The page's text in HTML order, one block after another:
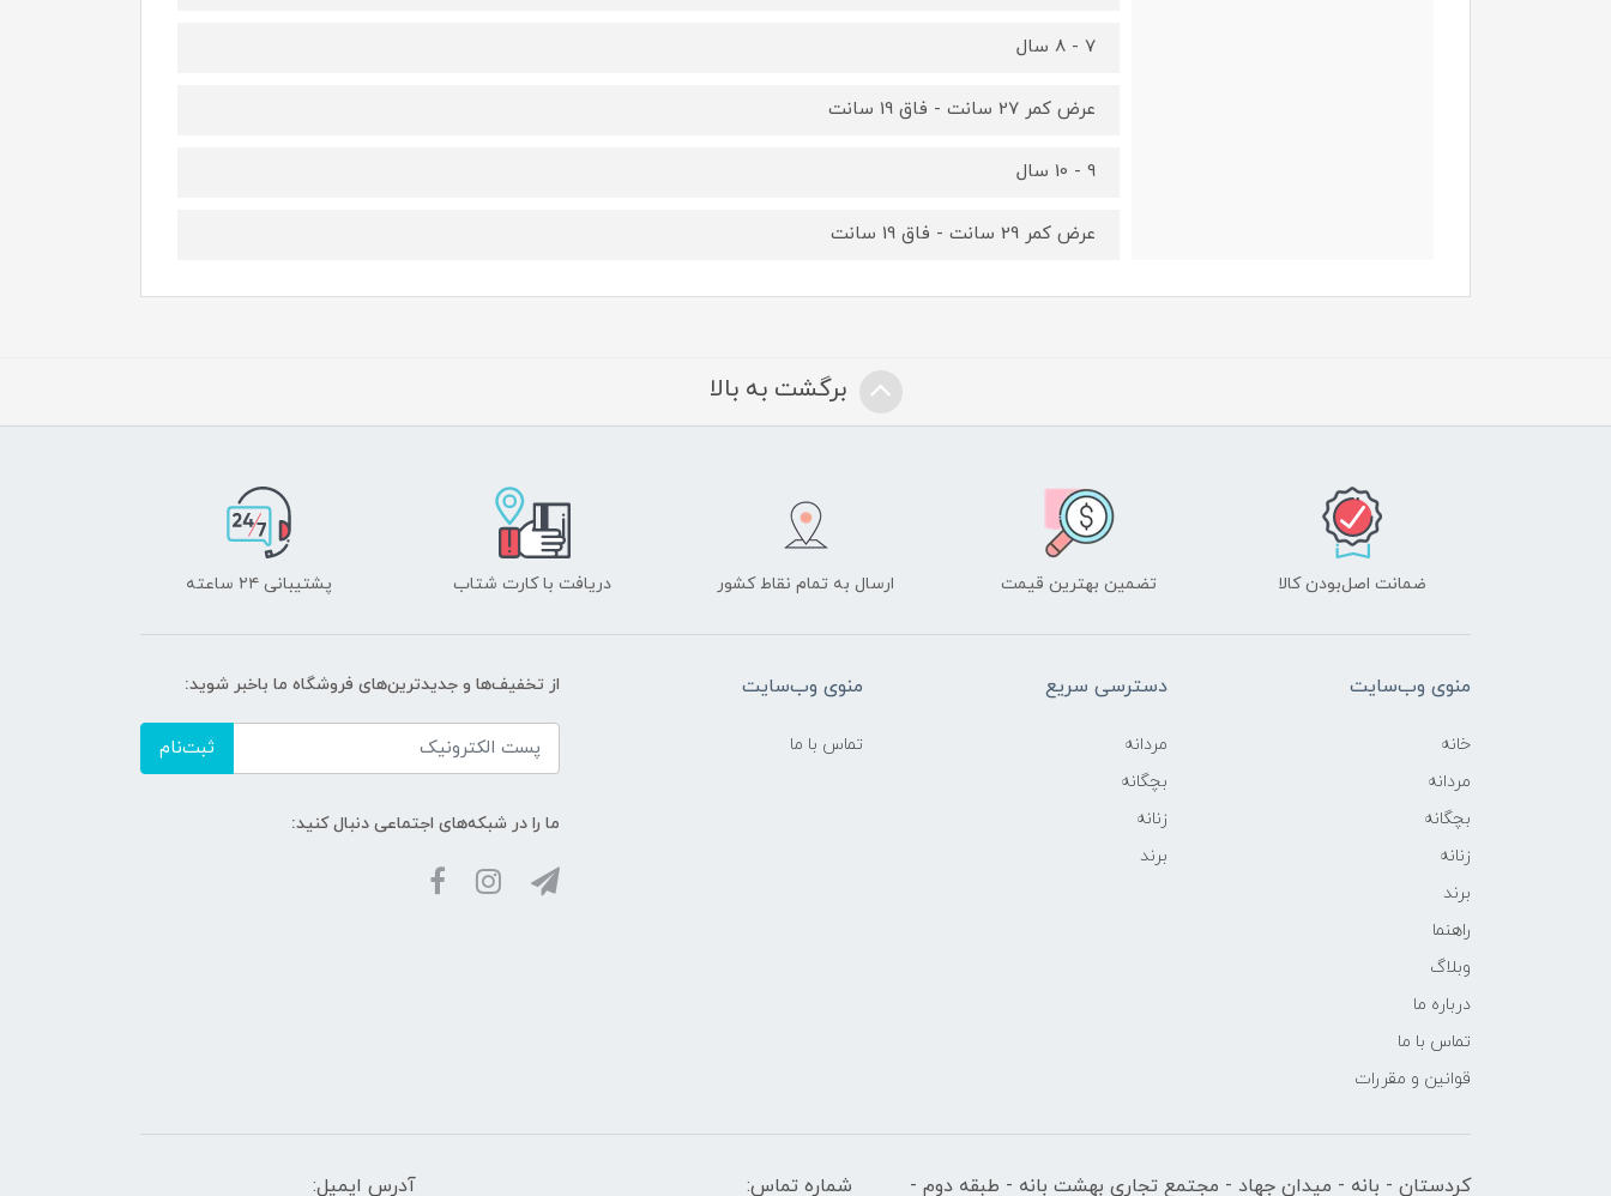
7 - 8 سال
عرض کمر 27 سانت - فاق 19 سانت
9 - 10 سال
عرض کمر 29 سانت - فاق 19 سانت
برگشت به بالا
ضمانت اصل‌بودن کالا تضمین بهترین قیمت ارسال به تمام نقاط کشور دریافت با کارت شتاب پشتیبانی ۲۴ ساعته
منوی وب‌سایت
خانه
مردانه
بچگانه
زنانه
برند
راهنما
وبلاگ
درباره ما
تماس با ما
قوانین و مقررات
دسترسی سریع
مردانه
بچگانه
زنانه
برند
منوی وب‌سایت
تماس با ما
از تخفیف‌ها و جدیدترین‌های فروشگاه ما باخبر شوید:
ثبت‌نام
ما را در شبکه‌های اجتماعی دنبال کنید:
کردستان - بانه - میدان جهاد - مجتمع تجاری بهشت بانه - طبقه دوم - شماره تماس: آدرس ایمیل: